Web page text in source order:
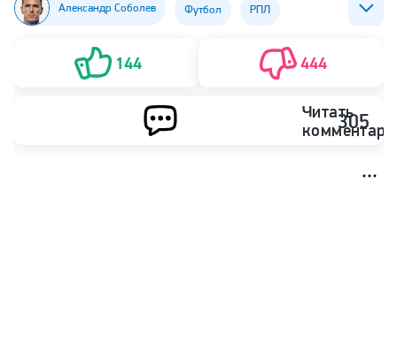
Александр Соболев Футбол РПЛ
ФК Спартак (Москва)
144 444
Читать305